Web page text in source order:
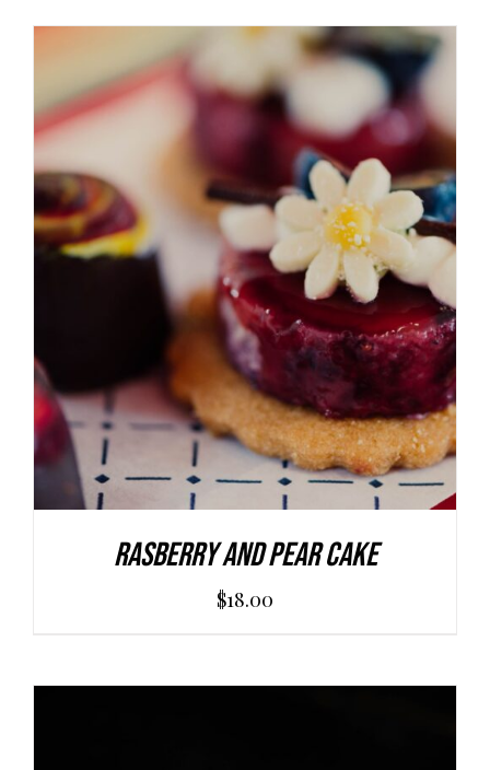
AGGIUNGI AL CARRELLO / DETAILS
Rasberry And Pear Cake
$18.00